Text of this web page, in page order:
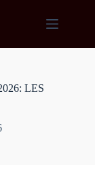
LES